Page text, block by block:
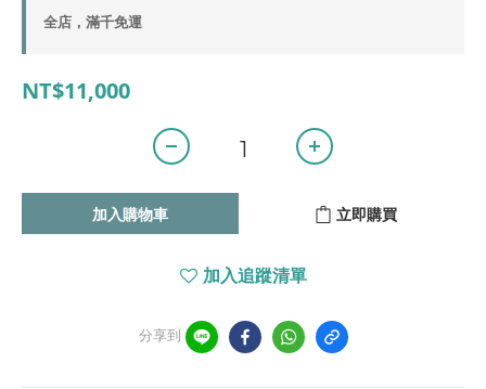
全店，滿千免運
NT$11,000
加入購物車 立即購買
加入追蹤清單
分享到